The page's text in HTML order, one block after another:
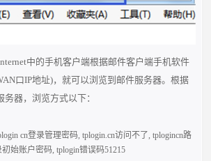
中的手机客户端根据邮件客户端手机软件
口IP地址)，就可以浏览到邮件服务器。根据
器，浏览方式以下：
cn登录管理密码 ,tplogin.cn访问不了 ,tplogincn路
初始账户密码 ,tplogin错误码51215